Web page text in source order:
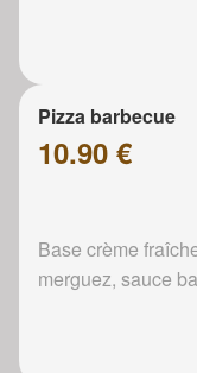
Pizza barbecue
10.90 €
Base crème
merguez, sauce